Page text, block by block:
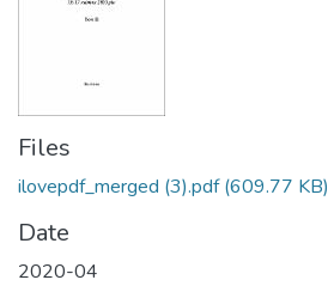
Files
ilovepdf_merged (3).pdf(609.77 KB)
Date
2020-04